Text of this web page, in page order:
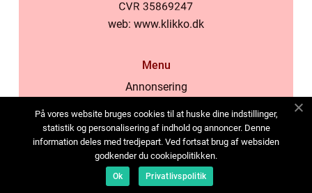
web: www.klikko.dk
Menu
Annonsering
Cookies
Kontakta oss
Sitemap
På vores website bruges cookies til at huske dine indstillinger,
statistik og personalisering af indhold og annoncer. Denne
information deles med tredjepart. Ved fortsat brug af websiden
godkender du cookiepolitikken.
Ok Privatlivspolitik